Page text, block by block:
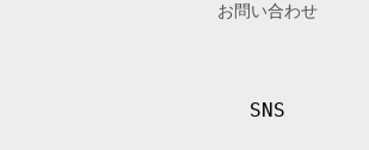
お問い合わせ
SNS